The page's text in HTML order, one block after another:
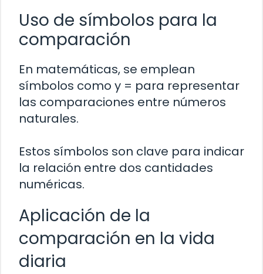
Uso de símbolos para la
comparación
En matemáticas, se emplean
símbolos como y = para representar
las comparaciones entre números
naturales.
Estos símbolos son clave para indicar
la relación entre dos cantidades
numéricas.
Aplicación de la
comparación en la vida
diaria